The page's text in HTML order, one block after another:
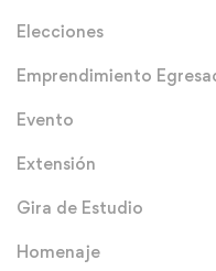
Elecciones
Emprendimiento
Evento
Extensión
Gira de Estudio
Homenaje